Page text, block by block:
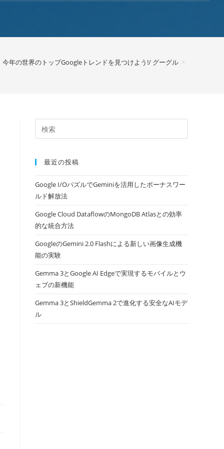
今年の世界のトップGoogleトレンドを見つけよう!/ グーグル >
最近の投稿
Google I/OパズルでGeminiを活用したボーナスワー
ルド解放法
Google Cloud DataflowのMongoDB Atlasとの効率
的な統合方法
GoogleのGemini 2.0 Flashによる新しい画像生成機
能の実験
Gemma 3とGoogle AI Edgeで実現するモバイルとウ
ェブの新機能
Gemma 3とShieldGemma 2で進化する安全なAIモデ
ル